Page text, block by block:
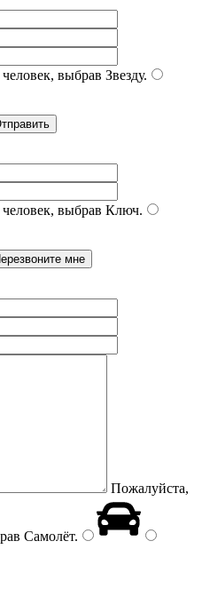
выбрав Звезду.
выбрав Ключ.
Пожалуйста,
Самолёт.